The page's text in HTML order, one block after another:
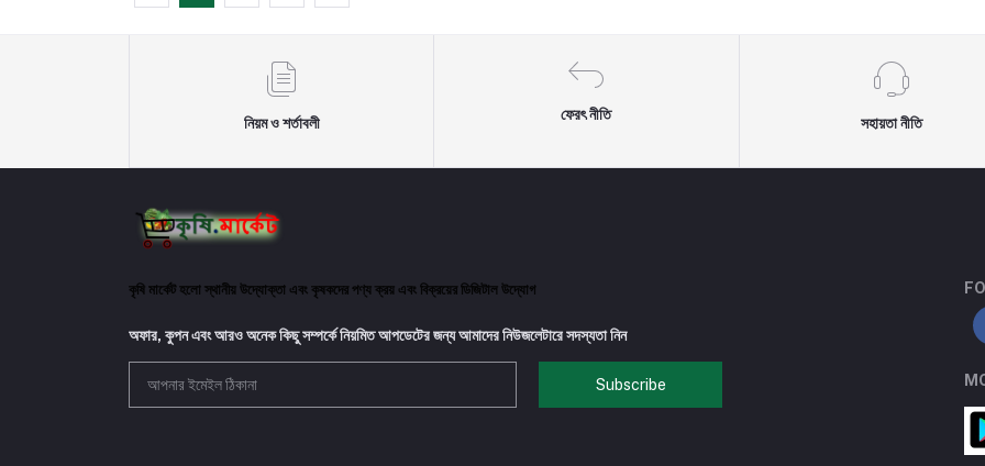
নিয়ম ও শর্তাবলী
ফেরৎ নীতি
সহায়তা নীতি
কৃষি মার্কেট হলো স্থানীয় উদ্যোক্তা এবং কৃষকদের পণ্য ক্রয় এবং বিক্রয়ের ডিজিটাল উদ্যোগ
অফার, কুপন এবং আরও অনেক কিছু সম্পর্কে নিয়মিত আপডেটের জন্য আমাদের নিউজলেটারে সদস্যতা নিন
Subscribe